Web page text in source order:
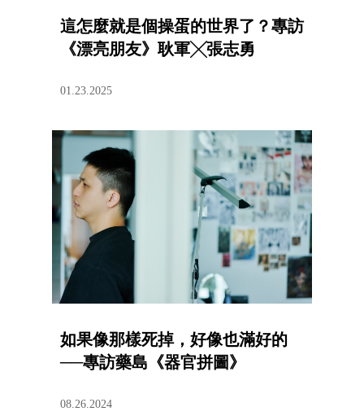
這怎麼就是個操蛋的世界了？專訪
《漂亮朋友》耿軍╳張志勇
01.23.2025
如果像那樣死掉，好像也滿好的
──專訪藥島《器官拼圖》
08.26.2024